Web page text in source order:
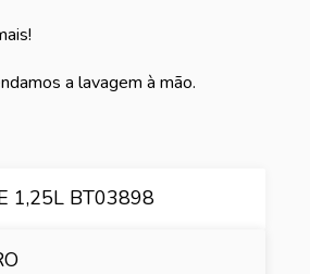
a lavagem à mão.
1,25L BT03898